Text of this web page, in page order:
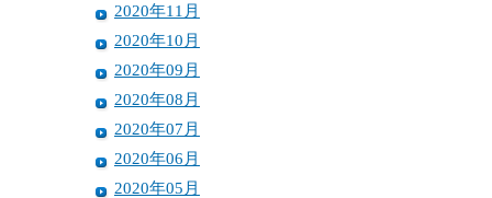
2020年11月
2020年10月
2020年09月
2020年08月
2020年07月
2020年06月
2020年05月